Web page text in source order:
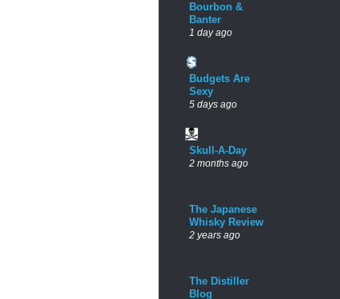
Bourbon &
Banter
1 day ago
Budgets Are
Sexy
5 days ago
Skull-A-Day
2 months ago
The Japanese
Whisky Review
2 years ago
The Distiller
Blog